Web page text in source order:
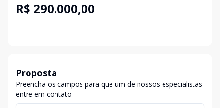
R$ 290.000,00
Proposta
Preencha os campos para que um de nossos especialistas
entre em contato